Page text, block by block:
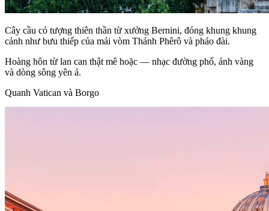
Cây cầu có tượng thiên thần từ xưởng Bernini, đóng khung khung
cảnh như bưu thiếp của mái vòm Thánh Phêrô và pháo đài.
Hoàng hôn từ lan can thật mê hoặc — nhạc đường phố, ánh vàng
và dòng sông yên ả.
Quanh Vatican và Borgo